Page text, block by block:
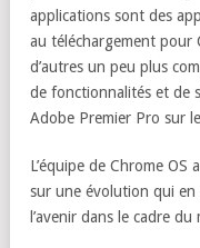
applications sont des
au téléchargement pour
d’autres un peu plus
de fonctionnalités et de
Adobe Premier Pro sur
L’équipe de Chrome OS
sur une évolution qui
l’avenir dans le cadre